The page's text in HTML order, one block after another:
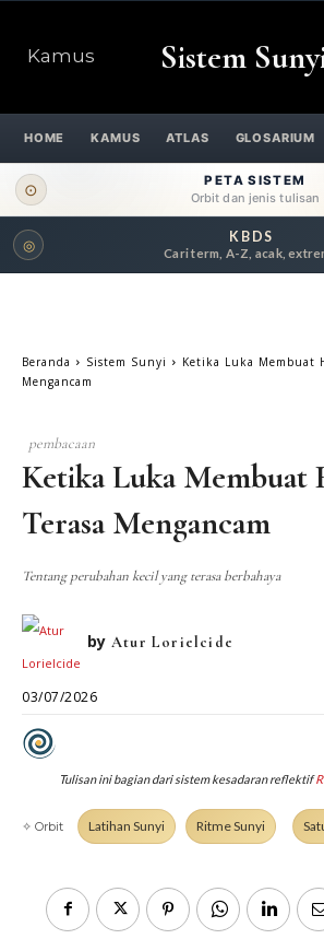
Kamus Sistem
HOME KAMUS ATLAS GLOSARIUM
⊙
PETA SISTEM
Orbit dan jenis tulisan
ORBIT UTAMA
Metafisik-Naratif
JENIS TULISAN
ESAI RESONANSI FRAKTAL
JEJAK SUNYI DI LUAR JEJAK SUNYI
◎ KBDS
Cari term, A-Z, acak,
Beranda Sistem Sunyi
Ketika Luka Membuat
Mengancam
pembacaan
Ketika Luka Membuat
Terasa Mengancam
Tentang perubahan kecil yang terasa berbahaya
by Atur Lorielcide
03/07/2026
Tulisan ini bagian dari sistem kesadaran reflektif
✧ Orbit Latihan Sunyi Ritme Sunyi